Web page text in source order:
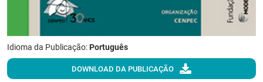
Idioma da Publicação: Português
DOWNLOAD DA PUBLICAÇÃO